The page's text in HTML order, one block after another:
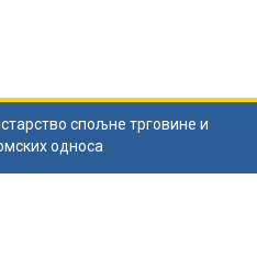
спољне трговине и
односа